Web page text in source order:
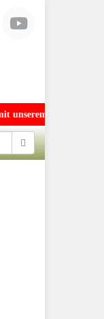
exklusiven